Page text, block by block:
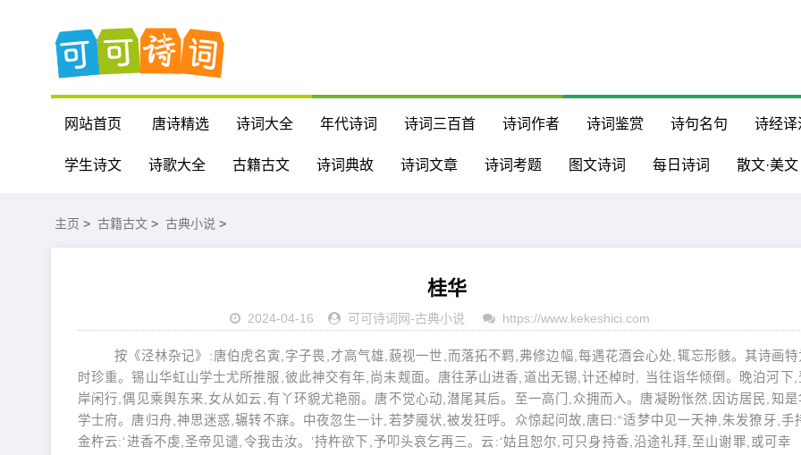
网站首页 唐诗精选 诗词大全 年代诗词 诗词三百首 诗词作者 诗词鉴赏 诗句名句 诗经译
学生诗文 诗歌大全 古籍古文 诗词典故 诗词文章 诗词考题 图文诗词 每日诗词 散文·美文
主页 > 古籍古文 > 古典小说 >
桂华
2024-04-16 可可诗词网-古典小说 https://www.kekeshici.com
按《泾林杂记》:唐伯虎名寅,字子畏,才高气雄,藐视一世,而落拓不羁,弗修边幅,每遇花酒会心处,辄忘形骸。其诗画特
时珍重。锡山华虹山学士尤所推服,彼此神交有年,尚未觌面。唐往茅山进香,道出无锡,计还棹时, 当往诣华倾倒。晚泊河下,
岸闲行,偶见乘舆东来,女从如云,有丫环貌尤艳丽。唐不觉心动,潜尾其后。至一高门,众拥而入。唐凝盼怅然,因访居民,知是
学士府。唐归舟,神思迷惑,辗转不寐。中夜忽生一计,若梦魇状,被发狂呼。众惊起问故,唐曰:“适梦中见一天神,朱发獠牙,手
金杵云:‘进香不虔,圣帝见谴,令我击汝。’持杵欲下,予叩头哀乞再三。云:‘姑且恕尔,可只身持香,沿途礼拜,至山谢罪,或可幸